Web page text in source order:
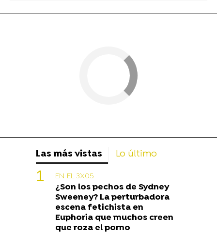
Las más vistas Lo último
EN EL 3X05
¿Son los pechos de Sydney
Sweeney? La perturbadora
escena fetichista en
Euphoria que muchos creen
que roza el porno